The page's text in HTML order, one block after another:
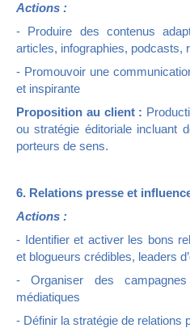
Actions :
- Produire des contenus
articles, infographies,
- Promouvoir une
et inspirante
Proposition au client :
ou stratégie éditoriale incluant
porteurs de sens.
6. Relations presse et
Actions :
- Identifier et activer les bons
et blogueurs crédibles, leaders
- Organiser des
médiatiques
- Définir la stratégie de relations